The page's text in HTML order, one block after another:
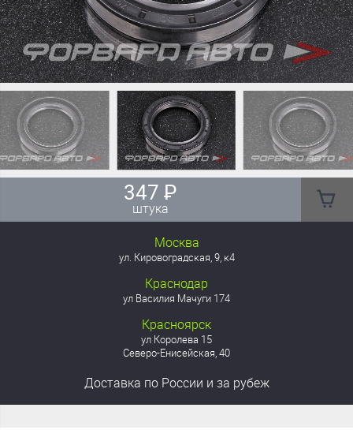
347₽
штука
Москва
ул. Кировоградская, 9, к4
Краснодар
ул Василия Мачуги 174
Красноярск
ул Королева 15
Северо-Енисейская, 40
Доставка по России и за рубеж